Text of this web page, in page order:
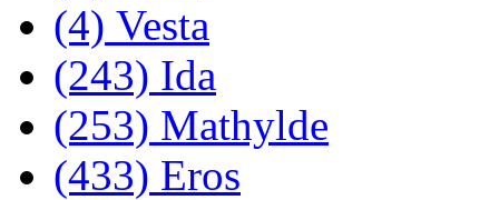
(4) Vesta
(243) Ida
(253) Mathylde
(433) Eros